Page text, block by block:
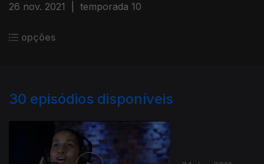
26 nov. 2021 temporada 10
opções
30 episódios disponíveis